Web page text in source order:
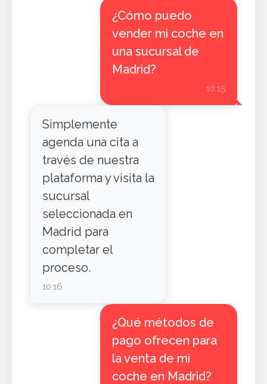
¿Cómo puedo
vender mi coche en
una sucursal de
Madrid?
10:15
Simplemente
agenda una cita a
través de nuestra
plataforma y visita la
sucursal
seleccionada en
Madrid para
completar el
proceso.
10:16
¿Qué métodos de
pago ofrecen para
la venta de mi
coche en Madrid?